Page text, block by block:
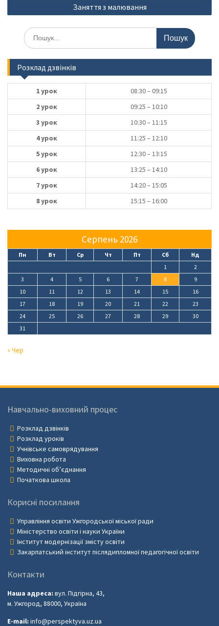
Заняття з малювання
Шукати:
Розклад дзвінків
1 урок
08:30 – 09:15
2 урок
09:25 – 10:10
3 урок
10:30 – 11:15
4 урок
11:25 – 12:10
5 урок
12:30 – 13:15
6 урок
13:25 – 14:10
7 урок
14:20 – 15:05
8 урок
15:15 – 16:00
Серпень 2026
Пн Вт Ср Чт Пт Сб
Нд
1
2
3
4 5 6 7 8
9
10
11 12 13 14 15
16
17
18 19 20 21 22
23
24
25 26 27 28 29
30
31
« Чер
Навчально-виховний процес
Розклад дзвінків
Розклад уроків
Учнівське самоврядування
Виховна робота
Методичні об’єднання
Початкова школа
Корисні посилання
Управління освіти Ужгородської міської ради
Міністерство освіти і науки України
Інститут модернізації змісту освіти
Закарпатський інститут післядипломної педагогічної освіти
Контакти
Наша адреса: вул. Підгірна, 43,
м. Ужгород, 88000, Україна
E-mail: info@perspektyva.uz.ua